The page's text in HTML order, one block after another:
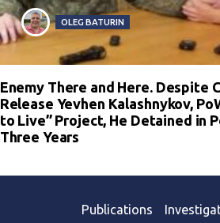
OLEG BATURIN
Enemy There and Here. Despite
Release Yevhen Kalashnykov,
to Live” Project, He Detained in
Three Years
Publications